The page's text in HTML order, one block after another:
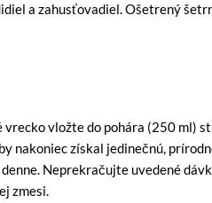
a zahusťovadiel. Ošetrený
vložte do pohára (250 ml)
nakoniec získal jedinečnú,
Neprekračujte uvedené
zmesi.